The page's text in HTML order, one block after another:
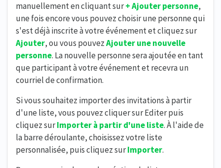
manuellement en cliquant sur+ Ajouter personne,
une fois encore vous pouvez choisir une personne qui
s'est déjà inscrite à votre événement et cliquez sur
Ajouter, ou vous pouvezAjouter une nouvelle
personne. La nouvelle personne sera ajoutée en tant
que participant à votre événement et recevra un
courriel de confirmation.
Si vous souhaitez importer des invitations à partir
d'une liste, vous pouvez cliquer sur Editer puis
cliquez surImporter à partir d'une liste. À l'aide de
la barre déroulante, choisissez votre liste
personnalisée, puis cliquez surImporter.